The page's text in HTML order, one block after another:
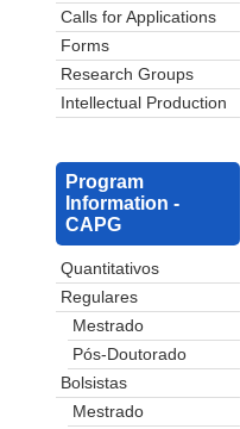
Calls for Applications
Forms
Research Groups
Intellectual Production
Program
Information -
CAPG
Quantitativos
Regulares
Mestrado
Pós-Doutorado
Bolsistas
Mestrado